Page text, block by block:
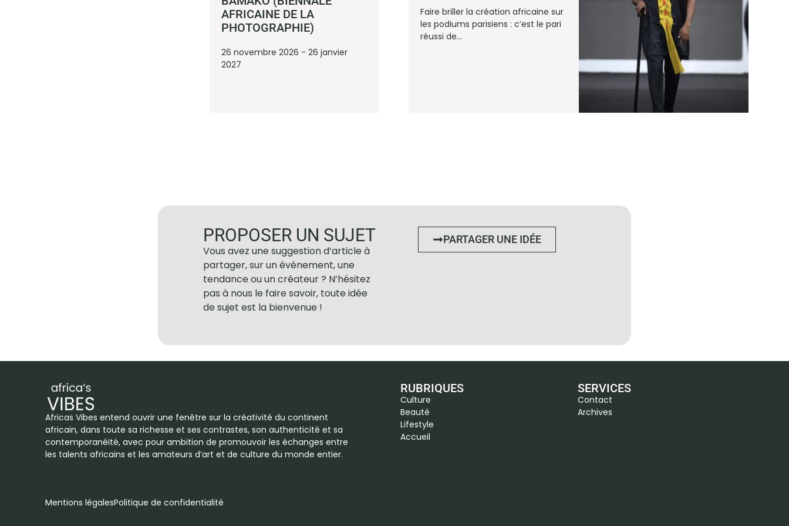
AFRICAINE DE LA
PHOTOGRAPHIE)
26 novembre 2026 - 26 janvier
2027
Faire briller la création africaine sur
les podiums parisiens : c’est le pari
réussi de...
PROPOSER UN SUJET
Vous avez une suggestion d’article à
partager, sur un événement, une
tendance ou un créateur ? N’hésitez
pas à nous le faire savoir, toute idée
de sujet est la bienvenue !
PARTAGER UNE IDÉE
Africas Vibes entend ouvrir une fenêtre sur la créativité du continent
africain, dans toute sa richesse et ses contrastes, son authenticité et sa
contemporanéité, avec pour ambition de promouvoir les échanges entre
les talents africains et les amateurs d’art et de culture du monde entier.
RUBRIQUES
Culture
Beauté
Lifestyle
Accueil
SERVICES
Contact
Archives
Mentions légalesPolitique de confidentialité